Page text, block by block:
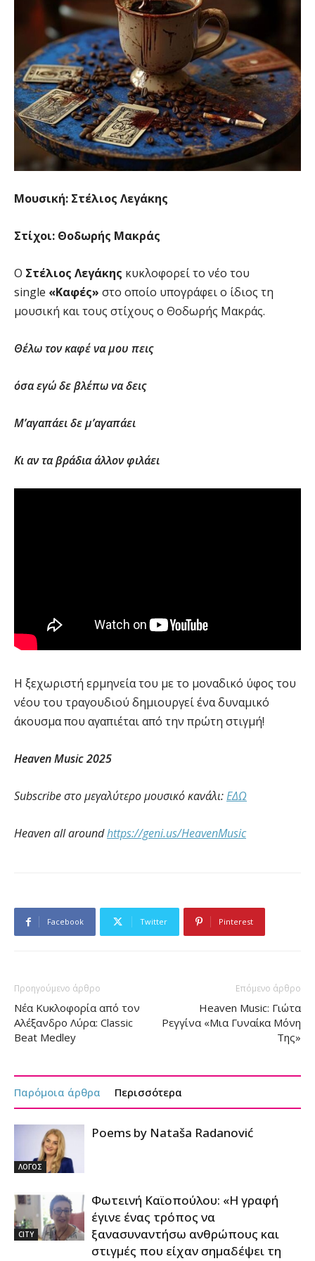
Μουσική: Στέλιος Λεγάκης
Στίχοι: Θοδωρής Μακράς
O Στέλιος Λεγάκης κυκλοφορεί το νέο του
single «Kαφές» στο οποίο υπογράφει ο ίδιος τη
μουσική και τους στίχους ο Θοδωρής Μακράς.
Θέλω τον καφέ να μου πεις
όσα εγώ δε βλέπω να δεις
Μ’αγαπάει δε μ’αγαπάει
Κι αν τα βράδια άλλον φιλάει
H ξεχωριστή ερμηνεία του με το μοναδικό ύφος του
νέου του τραγουδιού δημιουργεί ένα δυναμικό
άκουσμα που αγαπιέται από την πρώτη στιγμή!
Heaven Music 2025
Subscribeστο μεγαλύτερο μουσικό κανάλι:ΕΔΩ
Heaven all aroundhttps://geni.us/HeavenMusic
Facebook Twitter Pinterest
Προηγούμενο άρθρο
Νέα Κυκλοφορία από τον
Αλέξανδρο Λύρα: Classic
Beat Medley
Επόμενο άρθρο
Ηeaven Music: Γιώτα
Ρεγγίνα «Μια Γυναίκα Μόνη
Της»
Παρόμοια άρθρα Περισσότερα
ΛΟΓΟΣ
Poems by Nataša Radanović
CITY
Φωτεινή Καϊοπούλου: «Η γραφή
έγινε ένας τρόπος να
ξανασυναντήσω ανθρώπους και
στιγμές που είχαν σημαδέψει τη